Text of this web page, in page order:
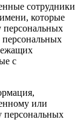
сотрудники
которые
персональных
персональных
с
или
персональных